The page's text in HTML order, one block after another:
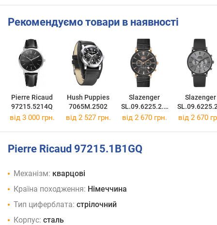
Рекомендуємо товари в наявності
Pierre Ricaud
97215.5214Q
Hush Puppies
7065M.2502
Slazenger
SL.09.6225.2.0
2
Slazenger
3
від 3 000 грн. від 2 527 грн. від 2 670 грн. від 2 670
Pierre Ricaud 97215.1B1GQ
Механізм: кварцові
Країна походження: Німеччина
Тип циферблата: стрілочний
Корпус: сталь